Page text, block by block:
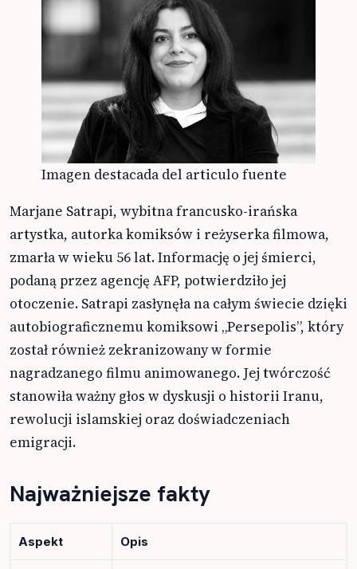
Imagen destacada del articulo fuente
Marjane Satrapi, wybitna francusko-irańska
artystka, autorka komiksów i reżyserka filmowa,
zmarła w wieku 56 lat. Informację o jej śmierci,
podaną przez agencję AFP, potwierdziło jej
otoczenie. Satrapi zasłynęła na całym świecie dzięki
autobiograficznemu komiksowi „Persepolis”, który
został również zekranizowany w formie
nagradzanego filmu animowanego. Jej twórczość
stanowiła ważny głos w dyskusji o historii Iranu,
rewolucji islamskiej oraz doświadczeniach
emigracji.
Najważniejsze fakty
Aspekt Opis